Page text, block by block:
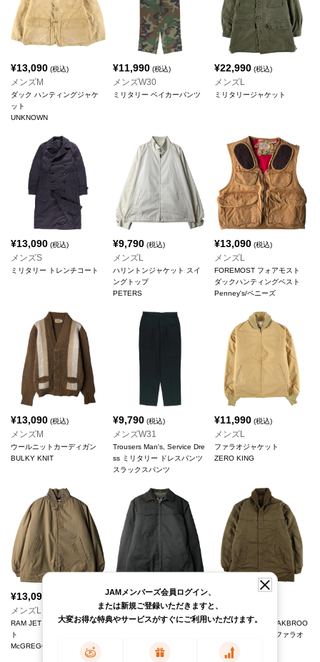
JAMメンバーズ会員ログイン、
または新規ご登録いただきますと、
大変お得な特典やサービスがすぐにご利用いただけます。
¥13,090 (税込)
メンズM
ダック ハンティングジャケ
ット
UNKNOWN
¥11,990(税込)
メンズW30
ミリタリー ベイカーパンツ
¥22,990 (税込)
メンズL
ミリタリージャケット
¥13,090 (税込)
メンズS
ミリタリー トレンチコート
¥9,790(税込)
メンズL
ハリントンジャケット スイ
ングトップ
PETERS
¥13,090 (税込)
メンズL
FOREMOST フォアモスト
ダックハンティングベスト
Penney's/ペニーズ
¥13,090 (税込)
メンズM
ウールニットカーディガン
BULKY KNIT
¥9,790(税込)
メンズW31
Trousers Man's, Service Dre
ss ミリタリー ドレスパンツ
スラックスパンツ
¥11,990 (税込)
メンズL
ファラオジャケット
ZERO KING
¥13,090
メンズL
RAM JET ファラオジャケッ
ト
McGREGOR/マックレガー
¥13,090 (税込)
メンズS
OAKBROOK SPORTSWEA
メンズM
The Men's Store OAKBROO
K SPORTSWEAR ファラオ
ジャケット
Sears/シアーズ